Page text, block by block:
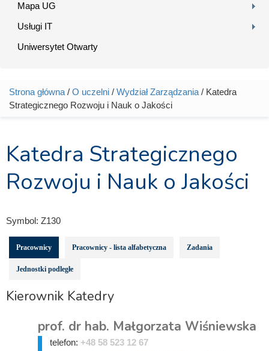
Mapa UG
Usługi IT
Uniwersytet Otwarty
Jesteś tutaj
Strona główna / O uczelni / Wydział Zarządzania / Katedra
Strategicznego Rozwoju i Nauk o Jakości
Katedra Strategicznego
Rozwoju i Nauk o Jakości
Symbol: Z130
Pracownicy Pracownicy - lista alfabetyczna Zadania
Jednostki podległe
Kierownik Katedry
prof. dr hab. Małgorzata Wiśniewska
telefon: +48 58 523 12 67